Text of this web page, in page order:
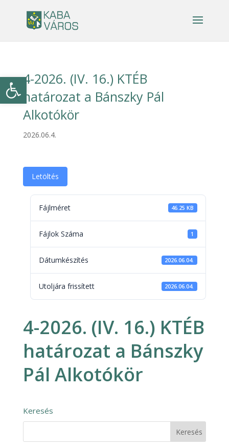
Eszköztár megnyitása
4-2026. (IV. 16.) KTÉB
határozat a Bánszky Pál
Alkotókör
2026.06.4.
Letöltés
Fájlméret 46.25 KB
Fájlok Száma 1
Dátumkészítés 2026.06.04.
Utoljára frissített 2026.06.04.
4-2026. (IV. 16.) KTÉB
határozat a Bánszky
Pál Alkotókör
Keresés